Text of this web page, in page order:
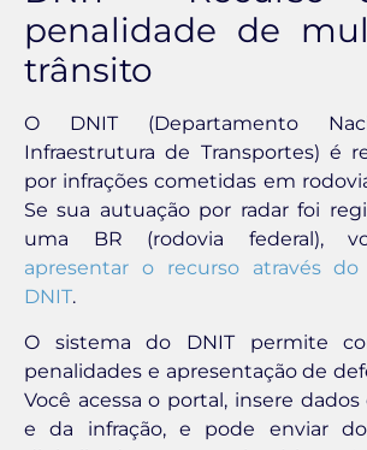
penalidade de
trânsito
O DNIT (Departamento
Infraestrutura de Transportes) é
por infrações cometidas em
Se sua autuação por radar foi
uma BR (rodovia federal),
apresentar o recurso através
DNIT.
O sistema do DNIT permite
penalidades e apresentação de
Você acessa o portal, insere
e da infração, e pode enviar